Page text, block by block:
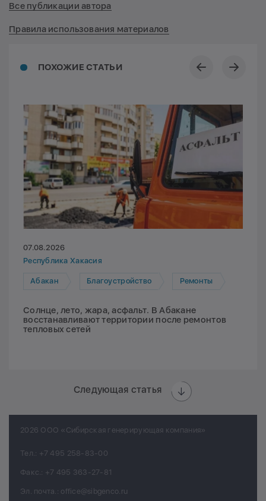
ПОХОЖИЕ СТАТЬИ
07.08.2026
Республика Хакасия
Абакан Благоустройство Ремонты
Солнце, лето, жара, асфальт. В Абакане
восстанавливают территории после ремонтов
тепловых сетей
Следующая статья
Все публикации автора
Правила использования материалов
2026 ООО «Сибирская генерирующая компания»
Тел.: +7 495 258-83-00
Факс.: +7 495 363-27-81
Эл. почта.: office@sibgenco.ru